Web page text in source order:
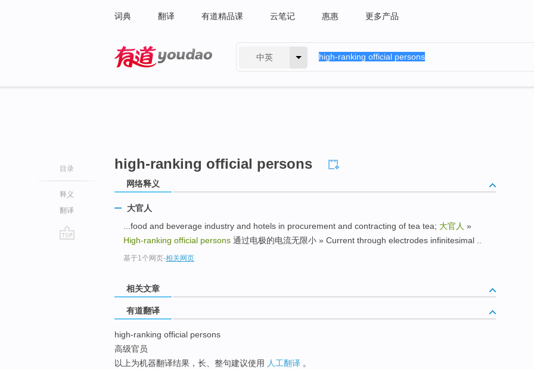
词典 翻译 有道精品课 云笔记 惠惠 更多产品
中英
目录
释义
翻译
high-ranking official persons
网络释义
大官人
...food and beverage industry and hotels in procurement and contracting of tea tea; 大官人 »
High-ranking official persons 通过电极的电流无限小 » Current through electrodes infinitesimal ..
基于1个网页-相关网页
相关文章
有道翻译
high-ranking official persons
高级官员
以上为机器翻译结果，长、整句建议使用 人工翻译 。